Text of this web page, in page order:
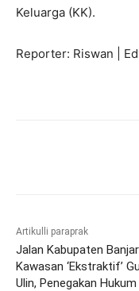
Keluarga (KK).
Reporter: Riswan |
Artikulli paraprak
Jalan Kabupaten
Kawasan ‘Ekstraktif’
Ulin, Penegakan Hukum